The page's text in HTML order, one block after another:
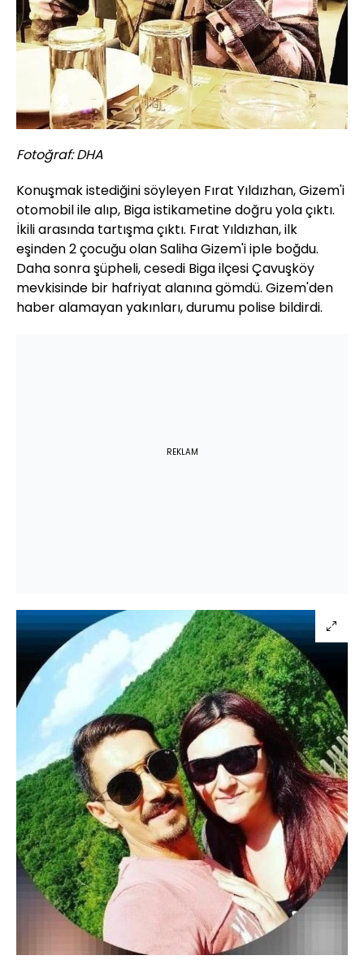
Fotoğraf: DHA
Konuşmak istediğini söyleyen Fırat Yıldızhan, Gizem'i
otomobil ile alıp, Biga istikametine doğru yola çıktı.
İkili arasında tartışma çıktı. Fırat Yıldızhan, ilk
eşinden 2 çocuğu olan Saliha Gizem'i iple boğdu.
Daha sonra şüpheli, cesedi Biga ilçesi Çavuşköy
mevkisinde bir hafriyat alanına gömdü. Gizem'den
haber alamayan yakınları, durumu polise bildirdi.
REKLAM